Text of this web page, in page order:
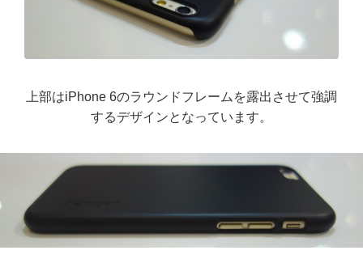
上部はiPhone 6のラウンドフレームを露出させて強調
するデザインとなっています。